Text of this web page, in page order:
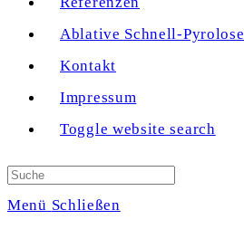
Ablative Schnell-Pyrolose
Kontakt
Impressum
Toggle website search
Menü Schließen